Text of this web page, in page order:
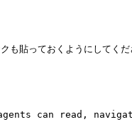
貼っておくようにしてくだ
can read,